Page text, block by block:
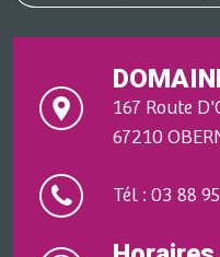
167 Route
67210
Tél : 03 88